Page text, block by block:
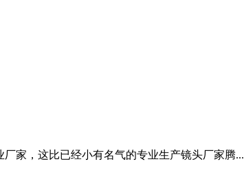
家，这比已经小有名气的专业生产镜头厂家腾...